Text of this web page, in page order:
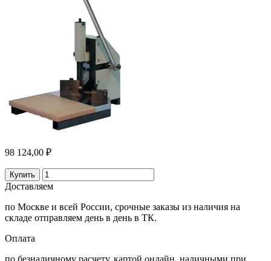
98 124,00 ₽
Купить
Доставляем
по Москве и всей России, срочные заказы из наличия на
складе отправляем день в день в ТК.
Оплата